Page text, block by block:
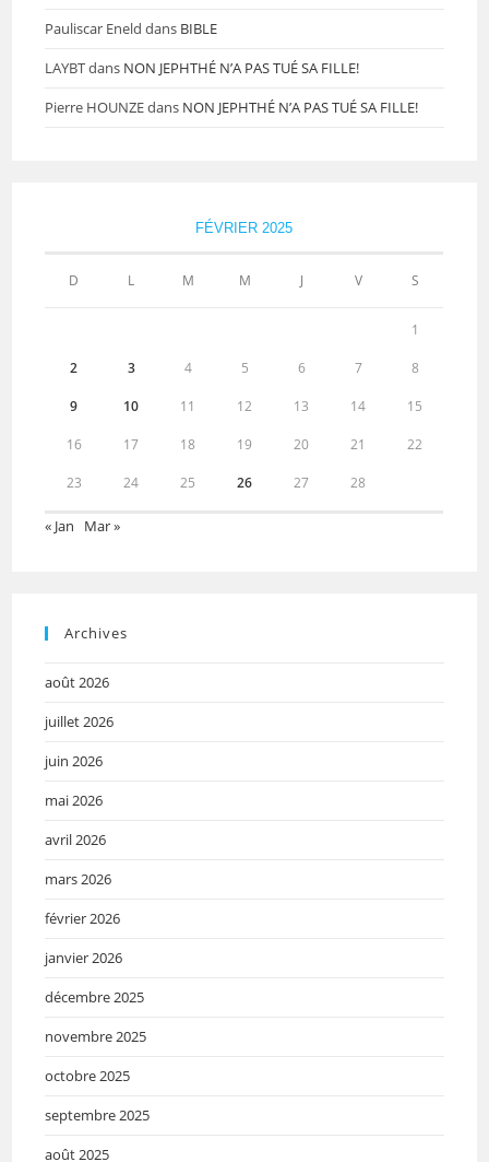
Pauliscar Eneld dans BIBLE
LAYBTdans NON JEPHTHÉ N’A PAS TUÉ SA FILLE!
Pierre HOUNZEdans NON JEPHTHÉ N’A PAS TUÉ SA FILLE!
FÉVRIER 2025
D L M M J V S
1
2 3 4 5 6 7 8
9 10 11 12 13 14 15
16 17 18 19 20 21 22
23 24 25 26 27 28
« Jan Mar »
Archives
août 2026
juillet 2026
juin 2026
mai 2026
avril 2026
mars 2026
février 2026
janvier 2026
décembre 2025
novembre 2025
octobre 2025
septembre 2025
août 2025